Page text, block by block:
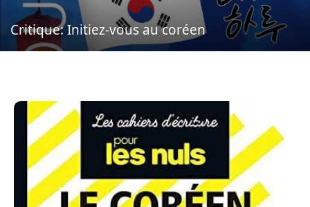
Critique: Initiez-vous au coréen